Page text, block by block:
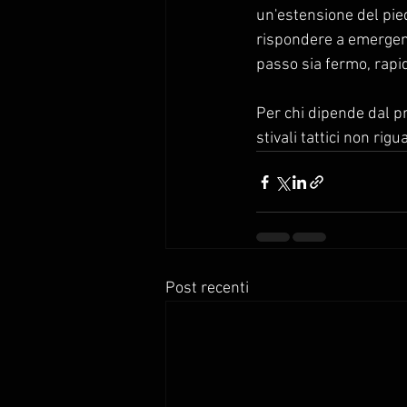
un'estensione del
rispondere a
passo sia fermo,
Per chi dipende dal
stivali tattici non
Post recenti